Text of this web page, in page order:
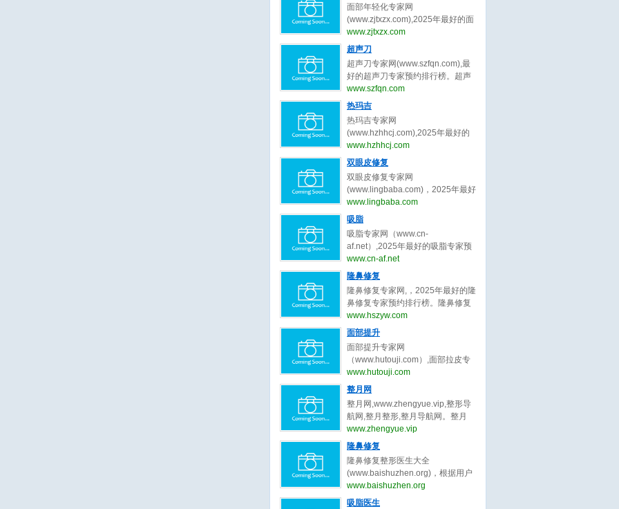
胸部形态的外科整形技术，隆胸旨
在塑造更符合审美标准的身体曲线
并提升女性自信‌。隆胸的‌医学范
畴‌：隆胸属于医美手术，隆胸主要
针对乳房发育不良、扁平或松弛下
垂等问题，通过植入假体或移植自
体组织实现胸部形态优化‌。‌隆胸目
的‌：隆胸可以改善身体比例，增强
女性特征，满足心理及社交需
求‌。
息。预约咨询微信：
bianmei0528。脂肪填充（自体脂
肪移植）是一种通过将自身脂肪组
织移植到需要填充的部位，以达到
塑形、修复凹陷或改善外观的美容
手术。脂肪填充是一种利用自体脂
肪移植技术，将身体其他部位（如
腹部、大腿、臀部）的脂肪抽取、
处理后，注射到需要填充的部位
（如面部、胸部、臀部等），以改
善形态、增加体积或修复缺损。脂
肪填充的手术过程为：脂肪提取、
脂肪处理、脂肪注射。脂肪填充存
活率不稳定：部分脂肪细胞可能无
法存活，需要多次手术以达到理想
效果。
面部年轻化专家网
(www.zjtxzx.com),2025年最好的面
部年轻化专家预约排行榜。面部年
轻化专家网，提供,杨俊,陈兵,黄寅
成,卢丙仑,蒋松林等关于面部年轻化
的专家和信息。预约咨询微信：
bianmei0528。面部年轻化是一种
通过手术或非手术手段改善面部松
弛、下垂等问题，使面部轮廓更加
紧致、年轻化的美容技术。它主要
针对因年龄增长、胶原蛋白流失、
脂肪移位等原因导致的面部皮肤松
弛、皱纹、下垂等衰老特征。面部
年轻化的常见方法包括：手术类面
部年轻化（面部提拉术、SMAS筋
膜提升术、小切口面部年轻化）和
非手术类面部年轻化（注射填充提
升、埋线提升、射频紧肤术、超声
提拉）。
www.zjtxzx.com
超声刀
超声刀专家网(www.szfqn.com),最
好的超声刀专家预约排行榜。超声
刀专家网，提供,常毅,汪文娟,杨芷,
肖阳,张志宇,张静,侯明波,徐鹏2,刘
息。预约咨询微信：
bianmei0528。超声刀是一种利用
超声波能量进行手术治疗的设备，
它在医疗领域有广泛的应用。超声
刀，全称为超声切割止血刀，是一
种利用超声波的高频振动来切割和
凝固人体组织的医疗器械。超声刀
通过将电能转换为超声波能量，利
用超声波的热效应、空化效应和机
械效应，实现对组织的切割、凝固
和止血。
www.szfqn.com
热玛吉
热玛吉专家网
(www.hzhhcj.com),2025年最好的
热玛吉专家预约排行榜。热玛吉专
家网，提供,王恒1,徐宇红,谢活生,夏
自刚,牟北平等关于热玛吉的专家和
信息。预约咨询微信：
bianmei0528。热玛吉是一种利用
射频技术进行皮肤紧致和抗衰老的
非侵入性美容治疗方法。热玛吉通
过高射频能量作用于皮肤深层，刺
激胶原蛋白的收缩和再生，从而达
到紧致肌肤、减少皱纹的效果。热
玛吉的工作原理基于射频技术。在
治疗过程中，热玛吉设备会发出特
定频率的射频能量，穿透皮肤表
层，到达皮肤深层组织。当射频能
量被组织中的水分子吸收后，会产
生热量，导致胶原蛋白纤维收缩，
并刺激新的胶原蛋白生成。
www.hzhhcj.com
双眼皮修复
双眼皮修复专家网
(www.lingbaba.com)，2025年最好
的双眼皮修复专家预约排行榜。双
眼皮修复专家网，提供曾翾,张园园,
雄,史迎军,白永辉,李冉,冷静,田怡,刘
平,陈勇,余东,周瑜,俞惠忠,张楚,李
勇,郑小红,王晓峰,王恒,王维,佀同帅,
徐晓斐,王衡健,陈小剑,王振军,刘志
刚,孟明星,杨蓉,王香平,敖健飞,师丽
丽,吴焱秋,李燕,张颖,张冰洁,常冬青,
金鑫,王世勇,彭青和,刘晓伟,隋长清,
靳小雷,孔宇,杨丽,田国静,滕彦,林靖,
张大艳,韩勋,王岩,卢建建,金云波,顾
斌,高寿松,范海燕,林威,潘贰,陈芝,张
娇娇,方涛,秦小惠,何洁,楼善叶,武文
蕾,刘学源,阮庆玲,李光琴,冯传波,赵
成利,朱迪,张小川,刘辅容等关于双
眼皮修复的专家和信息。预约咨询
微信：bianmei0528。
www.lingbaba.com
吸脂
吸脂专家网（www.cn-
af.net）,2025年最好的吸脂专家预
约排行榜。吸脂专家网，提供顾云
鹏,李发成,曹卫刚,齐越,王春虎,李小
刘冲,王阳,许占群,袁玉坤,乔爱军,马
梅生,李春财,程辰,田其,万晓楠,齐文
章,汪新伟,翟爽,吕倩雯,陈元良,孙笛,
曹孟君,冷冰,秦冬,龙成,刘玉钊,汪新
伟,张超,刘靖涛,李建锐,胡守舵,孙波,
盛玲玲,金洪尧,马桂娥,王维新,刘李
娜,郑岩,王乡宁,卢九宁,黄云福,李胜
旭,王勇,李增辉,卢新蕾,张荣明,刘彦
龙,詹炜卿,梁红伟,陈兵,张涛,唐亮,于
冬梅,鲁峰,刘杰伟,闫爱跃等关于吸
脂的专家和信息。预约咨询微信：
bianmei0528。
www.cn-af.net
隆鼻修复
隆鼻修复专家网,，2025年最好的隆
鼻修复专家预约排行榜。隆鼻修复
专家网，提供,韩加送,戴传昌,魏皎,
李圣利,韩嘉毅,李健,范锴,高顺福,刘
娟,任东,曲妙轩,葛志鑫,张龙,李保锴,
李信峰,向宏伟,李劲良,李长富,巫文
云,刘彦军,宫风勇,洪春,杜轶男,汪垟,
徐利刚,汪云锋,王英勇,王旭彬,陈倩,
赵士俊,王杰,李理,陈超群,叶子荣,柴
军,项昌峰,陈杰,李安平,孙前磊,陶俊,
龚涛,高山,曾高,安阳,路会,张辉,周
柯,牛勇敢,王艇,倪云志,韩国栋,冯雁
平,王欢,尤建军,胡俊峰,夏正义,李青
峰,罗汇东,张洪波,毕胜,王天国,曹芳,
王会勇,李文峰,刘志刚,朱灿,李希军,
周仪,江宝华,廖连平,贾德渊,范飞,李
爱林,王先成,李东,徐航,王军,欧阳春,
www.hszyw.com
面部提升
面部提升专家网
（www.hutouji.com）,面部拉皮专
家网,脸部除皱专家网，2025年最好
的面部提升专家预约排行榜。面部
皮,脸部除皱,脸部拉皮专家,面部拉
皮专家,脸部除皱专家,柳民熙,穆宝
安,黄寅守,杜太超,张海明,祝东升,袁
强,杨大平,王乙立,金云波,卢丙仑,王
召东,王冀耕,倪峰,蒋松林等关于面
部提升的专家和信息。预约咨询微
信：bianmei0528。
www.hutouji.com
整月网
整月网,www.zhengyue.vip,整形导
航网,整月整形,整月导航网。整月
网，整月整形导航网_收集全国最好
的整形美容网站。
www.zhengyue.vip
隆鼻修复
隆鼻修复整形医生大全
(www.baishuzhen.org)，根据用户
口碑收录全中国最好的隆鼻修复整
形医生，包括不限于隆鼻修复整形
www.baishuzhen.org
吸脂医生